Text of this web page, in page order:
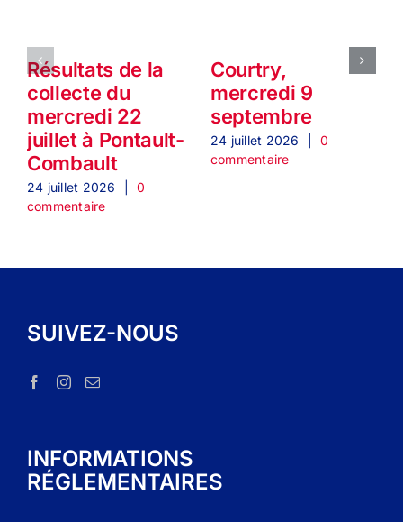
Résultats de la
collecte du
mercredi 22
juillet à Pontault-
Combault
24 juillet 2026
0
commentaire
Courtry,
mercredi 9
septembre
24 juillet 2026
0
commentaire
SUIVEZ-NOUS
INFORMATIONS
RÉGLEMENTAIRES